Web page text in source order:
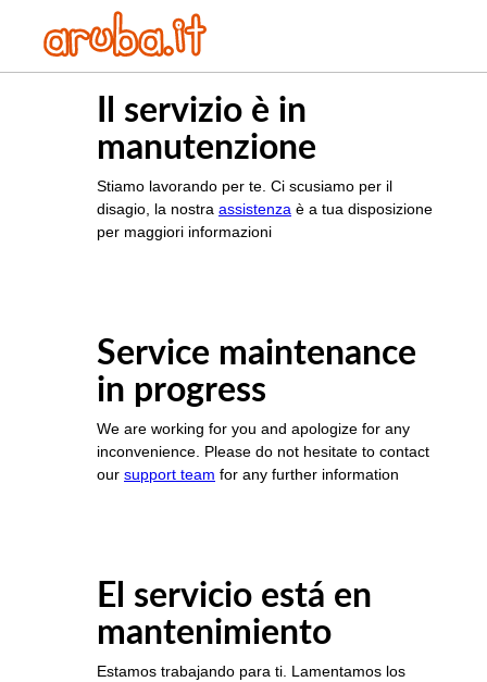
Il servizio è in
manutenzione
Stiamo lavorando per te. Ci scusiamo per il
disagio, la nostra assistenza è a tua disposizione
per maggiori informazioni
Service maintenance
in progress
We are working for you and apologize for any
inconvenience. Please do not hesitate to contact
our support team for any further information
El servicio está en
mantenimiento
Estamos trabajando para ti. Lamentamos los